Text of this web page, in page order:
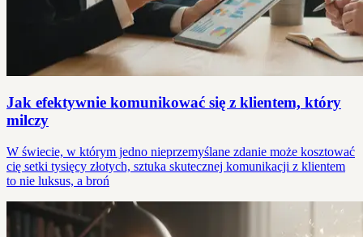
Jak efektywnie komunikować się z klientem, który
milczy
W świecie, w którym jedno nieprzemyślane zdanie może kosztować
cię setki tysięcy złotych, sztuka skutecznej komunikacji z klientem
to nie luksus, a broń